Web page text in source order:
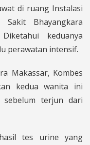
di ruang Instalasi
Bhayangkara
keduanya
perawatan intensif.
Makassar, Kombes
kedua wanita ini
sebelum terjun dari
tes urine yang